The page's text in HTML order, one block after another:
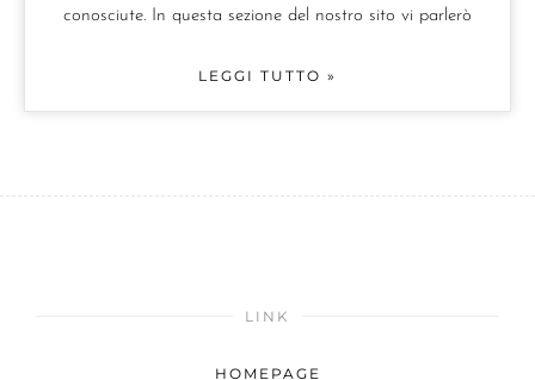
conosciute. In questa sezione del nostro sito vi parlerò
LEGGI TUTTO »
LINK
HOMEPAGE